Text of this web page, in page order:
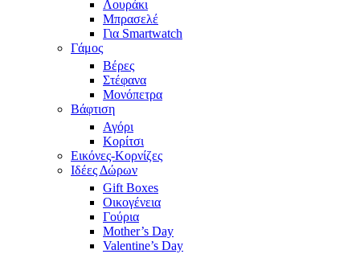
Λουράκι
Μπρασελέ
Για Smartwatch
Γάμος
Βέρες
Στέφανα
Μονόπετρα
Βάφτιση
Αγόρι
Κορίτσι
Εικόνες-Κορνίζες
Ιδέες Δώρων
Gift Boxes
Οικογένεια
Γούρια
Mother’s Day
Valentine’s Day